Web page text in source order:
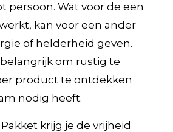
persoon. Wat voor de een
kan voor een ander
of helderheid geven.
om rustig te
product te ontdekken
nodig heeft.
krijg je de vrijheid